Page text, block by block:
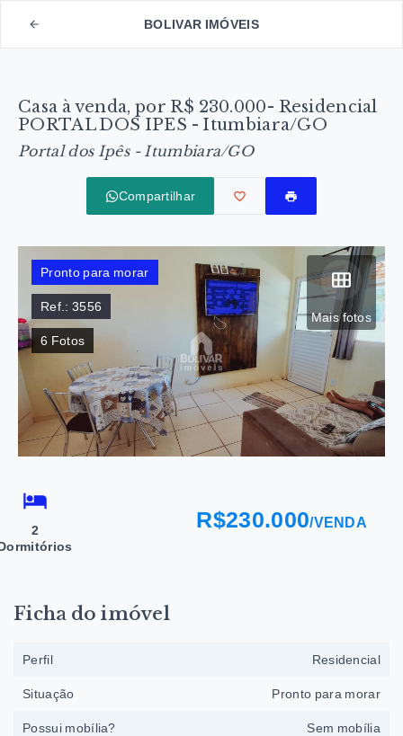
BOLIVAR IMÓVEIS
Casa à venda, por R$ 230.000- Residencial
PORTAL DOS IPES - Itumbiara/GO
Portal dos Ipês - Itumbiara/GO
Compartilhar
Mais fotos
Pronto para morar
Ref.:3556
6 Fotos
2
R$230.000/VENDA
Ficha do imóvel
Perfil Residencial
Situação Pronto para morar
Possui mobília? Sem mobília